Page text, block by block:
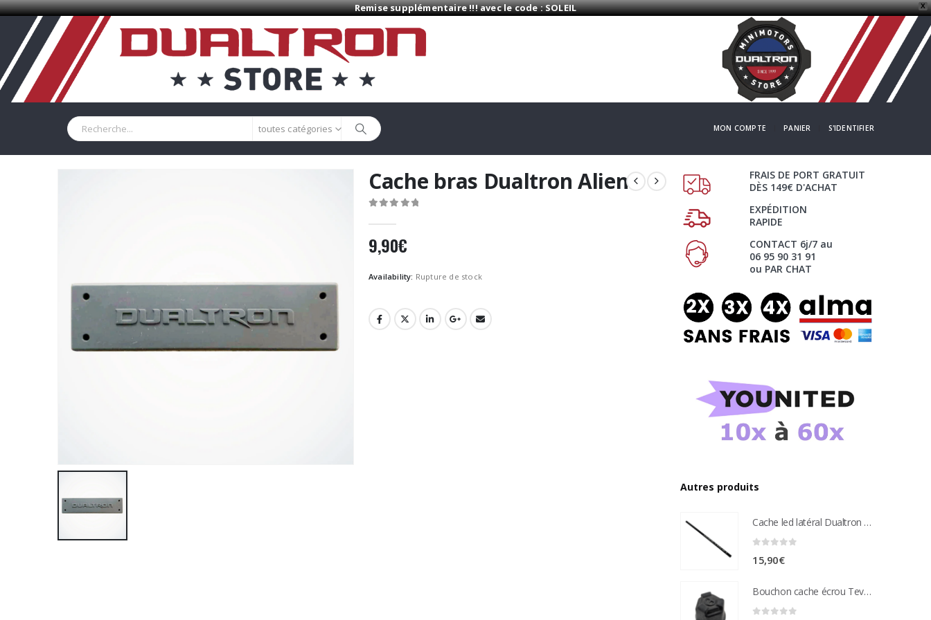
X
Remise supplémentaire !!! avec le code : SOLEIL
toutes catégories MON COMPTE PANIER S'IDENTIFIER
Cache bras Dualtron Alien
9,90€
Availability: Rupture de stock
FRAIS DE PORT GRATUIT
DÈS 149€ D'ACHAT
EXPÉDITION
RAPIDE
CONTACT 6j/7 au
06 95 90 31 91
ou PAR CHAT
Autres produits
Cache led latéral Dualtron Aminia
15,90€
Bouchon cache écrou Teverun